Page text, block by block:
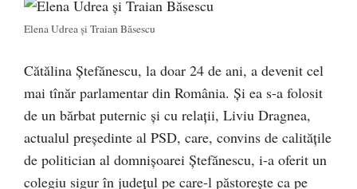
Elena Udrea și Traian Băsescu
Cătălina Ștefănescu, la doar 24 de ani, a devenit cel
mai tînăr parlamentar din România. Și ea s-a folosit
de un bărbat puternic și cu relații, Liviu Dragnea,
actualul președinte al PSD, care, convins de calitățile
de politician al domnișoarei Ștefănescu, i-a oferit un
colegiu sigur în județul pe care-l păstorește ca pe